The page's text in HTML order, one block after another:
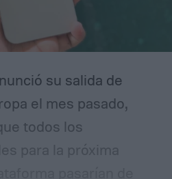
su salida de
el mes pasado,
todos los
para la próxima